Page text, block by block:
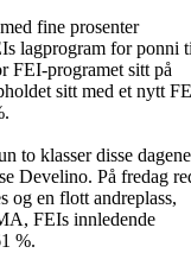
fine prosenter
lagprogram for ponni
FEI-programet sitt på
sitt med et nytt
to klasser disse
Develino. På fredag
og en flott andreplass,
FEIs innledende
%.